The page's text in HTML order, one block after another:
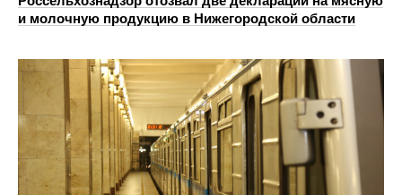
и молочную продукцию в Нижегородской области